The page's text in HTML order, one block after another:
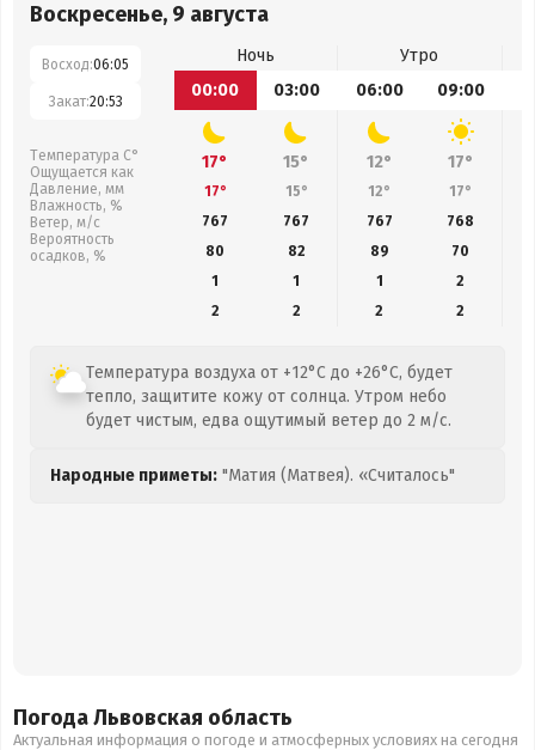
Воскресенье, 9 августа
Восход:06:05
Закат:20:53
Температура С°
Ощущается как
Давление, мм
Влажность, %
Ветер, м/с
Вероятность
осадков, %
Ночь
Утро
00:00
03:00 06:00 09:00
17° 15° 12° 17°
17° 15° 12° 17°
767
767 767 768
80
82 89 70
1
1 1
2
2
2 2 2
Температура воздуха от +12°C до +26°C, будет
тепло, защитите кожу от солнца. Утром небо
будет чистым, едва ощутимый ветер до 2 м/с.
Народные приметы: "Матия (Матвея). «Считалось"
Погода Львовская область
Актуальная информация о погоде и атмосферных условиях на сегодня